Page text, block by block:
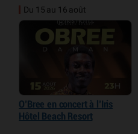
Du 15 au 16 août
O’Bree en concert à l’Iris
Hôtel Beach Resort